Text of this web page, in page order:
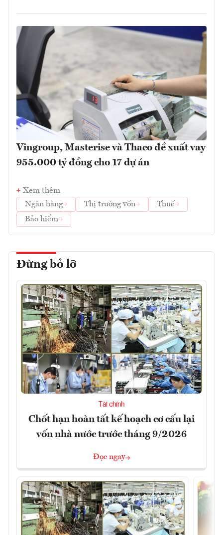
Vingroup, Masterise và Thaco đề xuất vay
955.000 tỷ đồng cho 17 dự án
Xem thêm
Ngân hàng
Thị trường vốn
Thuế
Bảo hiểm
Đừng bỏ lỡ
Tài chính
Chốt hạn hoàn tất kế hoạch cơ cấu lại
vốn nhà nước trước tháng 9/2026
Đọc ngay